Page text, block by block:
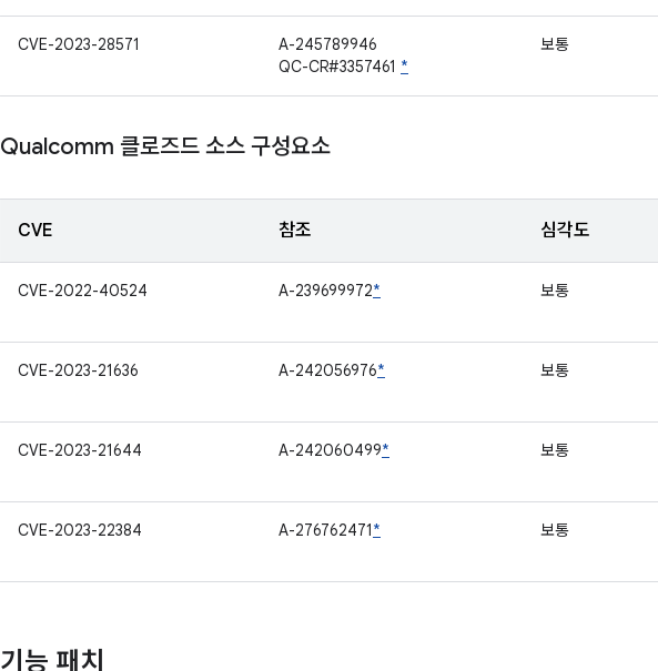
CVE-2023-28571
A-245789946
QC-CR#3357461 *
보통
Qualcomm 클로즈드 소스 구성요소
CVE 참조 심각도
CVE-2022-40524 A-239699972* 보통
CVE-2023-21636 A-242056976* 보통
CVE-2023-21644 A-242060499* 보통
CVE-2023-22384 A-276762471* 보통
기능 패치